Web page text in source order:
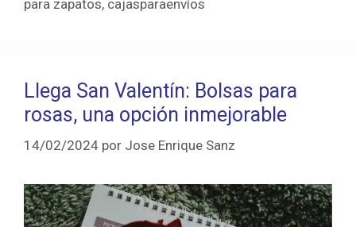
para zapatos, cajasparaenvíos
Llega San Valentín: Bolsas para
rosas, una opción inmejorable
14/02/2024 por Jose Enrique Sanz